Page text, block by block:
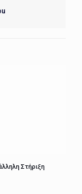
Στήριξη